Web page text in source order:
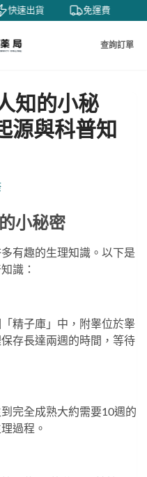
快速出貨 免運費
查詢訂單
知的小秘
源與科普知
小秘密
有趣的生理知識。以下是
識：
精子庫」中，附睾位於睾
存長達兩週的時間，等待
完全成熟大約需要10週的
過程。